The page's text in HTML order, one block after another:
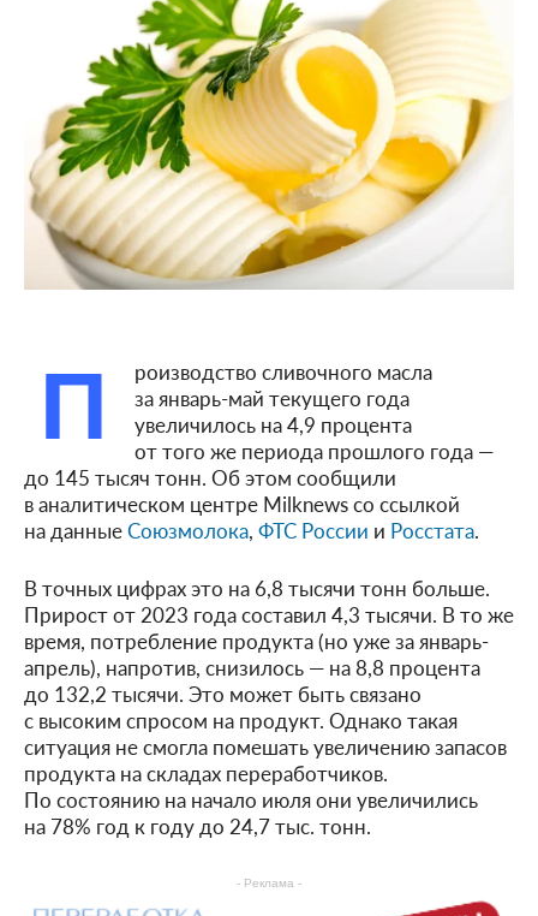
П
роизводство сливочного масла
за январь-май текущего года
увеличилось на 4,9 процента
от того же периода прошлого года —
до 145 тысяч тонн. Об этом сообщили
в аналитическом центре Milknews со ссылкой
на данныеСоюзмолока, ФТС России и Росстата.
В точных цифрах это на 6,8 тысячи тонн больше.
Прирост от 2023 года составил 4,3 тысячи. В то же
время, потребление продукта (но уже за январь-
апрель), напротив, снизилось — на 8,8 процента
до 132,2 тысячи. Это может быть связано
с высоким спросом на продукт. Однако такая
ситуация не смогла помешать увеличению запасов
продукта на складах переработчиков.
По состоянию на начало июля они увеличились
на 78% год к году до 24,7 тыс. тонн.
- Реклама -